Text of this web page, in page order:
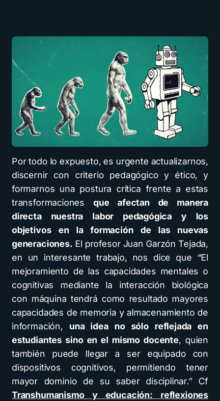
Por todo lo expuesto, es urgente actualizarnos,
discernir con criterio pedagógico y ético, y
formarnos una postura crítica frente a estas
transformaciones que afectan de manera
directa nuestra labor pedagógica y los
objetivos en la formación de las nuevas
generaciones. El profesor Juan Garzón Tejada,
en un interesante trabajo, nos dice que “El
mejoramiento de las capacidades mentales o
cognitivas mediante la interacción biológica
con máquina tendrá como resultado mayores
capacidades de memoria y almacenamiento de
información, una idea no sólo reflejada en
estudiantes sino en el mismo docente, quien
también puede llegar a ser equipado con
dispositivos cognitivos, permitiendo tener
mayor dominio de su saber disciplinar.” Cf
Transhumanismo y educación: reflexiones